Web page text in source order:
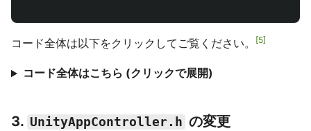
コード全体は以下をクリックしてご覧ください。 5
コード全体はこちら (クリックで展開)
3. UnityAppController.h の変更